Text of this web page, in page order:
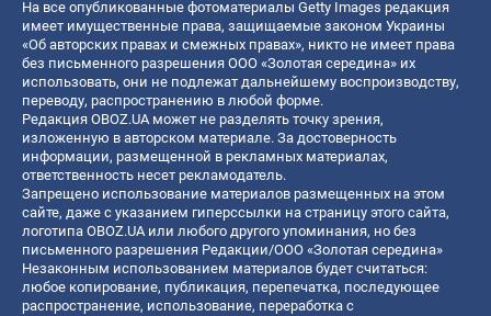
На все опубликованные фотоматериалы Getty Images редакция
имеет имущественные права, защищаемые законом Украины
«Об авторских правах и смежных правах», никто не имеет права
без письменного разрешения ООО «Золотая середина» их
использовать, они не подлежат дальнейшему воспроизводству,
переводу, распространению в любой форме.
Редакция OBOZ.UA может не разделять точку зрения,
изложенную в авторском материале. За достоверность
информации, размещенной в рекламных материалах,
ответственность несет рекламодатель.
Запрещено использование материалов размещенных на этом
сайте, даже с указанием гиперссылки на страницу этого сайта,
логотипа OBOZ.UA или любого другого упоминания, но без
письменного разрешения Редакции/ООО «Золотая середина»
Незаконным использованием материалов будет считаться:
любое копирование, публикация, перепечатка, последующее
распространение, использование, переработка с